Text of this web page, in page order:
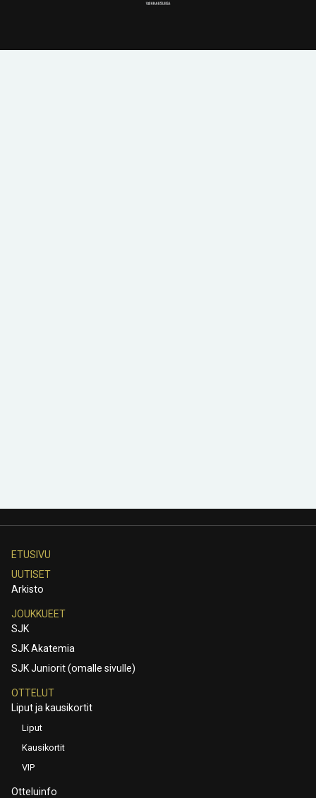
ETUSIVU
UUTISET
Arkisto
JOUKKUEET
SJK
SJK Akatemia
SJK Juniorit (omalle sivulle)
OTTELUT
Liput ja kausikortit
Liput
Kausikortit
VIP
Otteluinfo